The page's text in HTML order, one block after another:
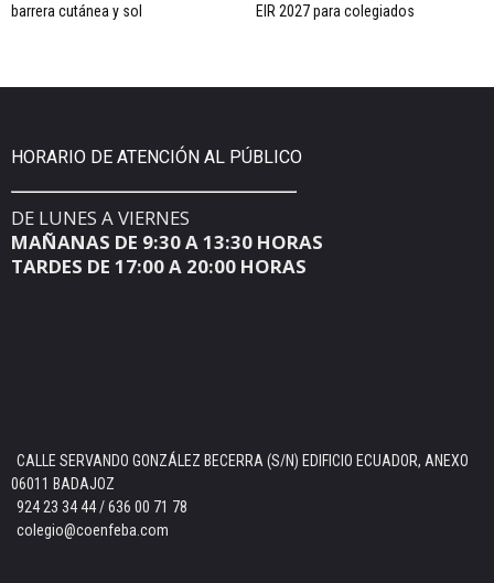
barrera cutánea y sol
EIR 2027 para colegiados
HORARIO DE ATENCIÓN AL PÚBLICO
DE LUNES A VIERNES
MAÑANAS DE 9:30 A 13:30 HORAS
TARDES DE 17:00 A 20:00 HORAS
CALLE SERVANDO GONZÁLEZ BECERRA (S/N) EDIFICIO ECUADOR, ANEXO
06011 BADAJOZ
924 23 34 44 / 636 00 71 78
colegio@coenfeba.com